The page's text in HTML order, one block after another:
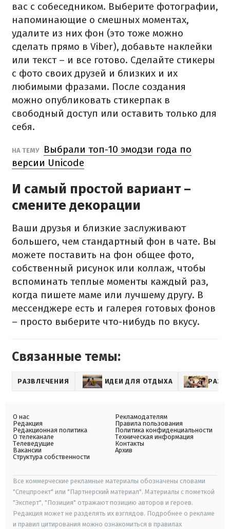
вас с собеседником. Выберите фотографии,
напоминающие о смешных моментах,
удалите из них фон (это тоже можно
сделать прямо в Viber), добавьте наклейки
или текст – и все готово. Сделайте стикеры
с фото своих друзей и близких и их
любимыми фразами. После создания
можно опубликовать стикерпак в
свободный доступ или оставить только для
себя.
НА ТЕМУ
Выбрали топ-10 эмодзи года по
версии Unicode
И самый простой вариант –
смените декорации
Ваши друзья и близкие заслуживают
большего, чем стандартный фон в чате. Вы
можете поставить на фон общее фото,
собственный рисунок или коллаж, чтобы
вспоминать теплые моменты каждый раз,
когда пишете маме или лучшему другу. В
мессенджере есть и галерея готовых фонов
– просто выберите что-нибудь по вкусу.
Связанные темы:
РАЗВЛЕЧЕНИЯ ИДЕИ ДЛЯ ОТДЫХА
О нас
Редакция
Редакционная политика
О телеканале
Телеведущие
Вакансии
Структура собственности
Рекламодателям
Правила пользования
Политика конфиденциальности
Техническая информация
Контакты
Архив
Все коммерческие рекламные материалы обозначены словами
"Спецпроект" или "Партнерский материал". Материалы с пометкой
"Эксперт", "Позиция" отражают позицию авторов и героев.
Редакция может не разделять их взглядов. Подробнее о рекламе
и правил цитирования можно ознакомиться в правилах